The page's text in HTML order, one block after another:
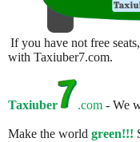
If you have not free
with Taxiuber7.com.
Taxiuber .com - We
Make the world green!!!